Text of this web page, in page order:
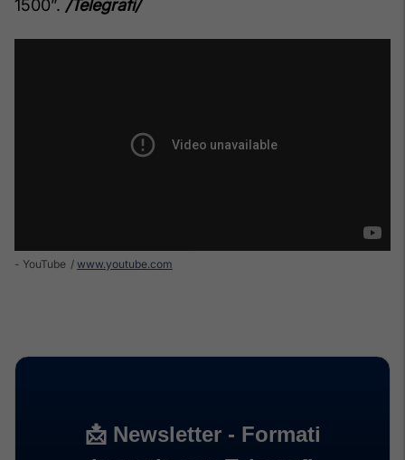
1500”. /Telegrafi/
- YouTube www.youtube.com